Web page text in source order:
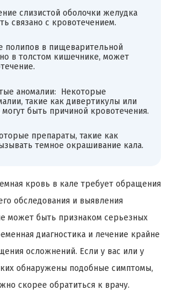
слизистой оболочки желудка
связано с кровотечением.
полипов в пищеварительной
в толстом кишечнике, может
аномалии: Некоторые
такие как дивертикулы или
могут быть причиной кровотечения.
препараты, такие как
темное окрашивание кала.
кровь в кале требует обращения
обследования и выявления
может быть признаком серьезных
диагностика и лечение крайне
осложнений. Если у вас или у
обнаружены подобные симптомы,
скорее обратиться к врачу.